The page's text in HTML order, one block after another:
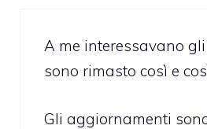
A me interessavano
sono rimasto così e
Gli aggiornamenti